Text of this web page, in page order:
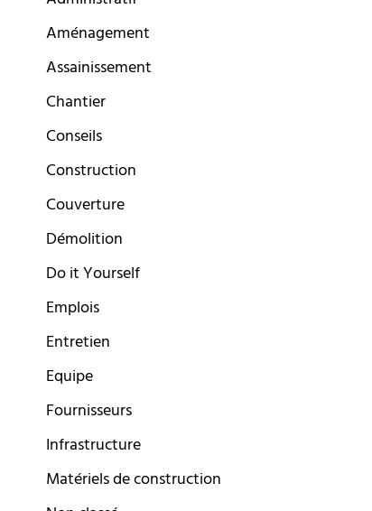
Aménagement
Assainissement
Chantier
Conseils
Construction
Couverture
Démolition
Do it Yourself
Emplois
Entretien
Equipe
Fournisseurs
Infrastructure
Matériels de construction